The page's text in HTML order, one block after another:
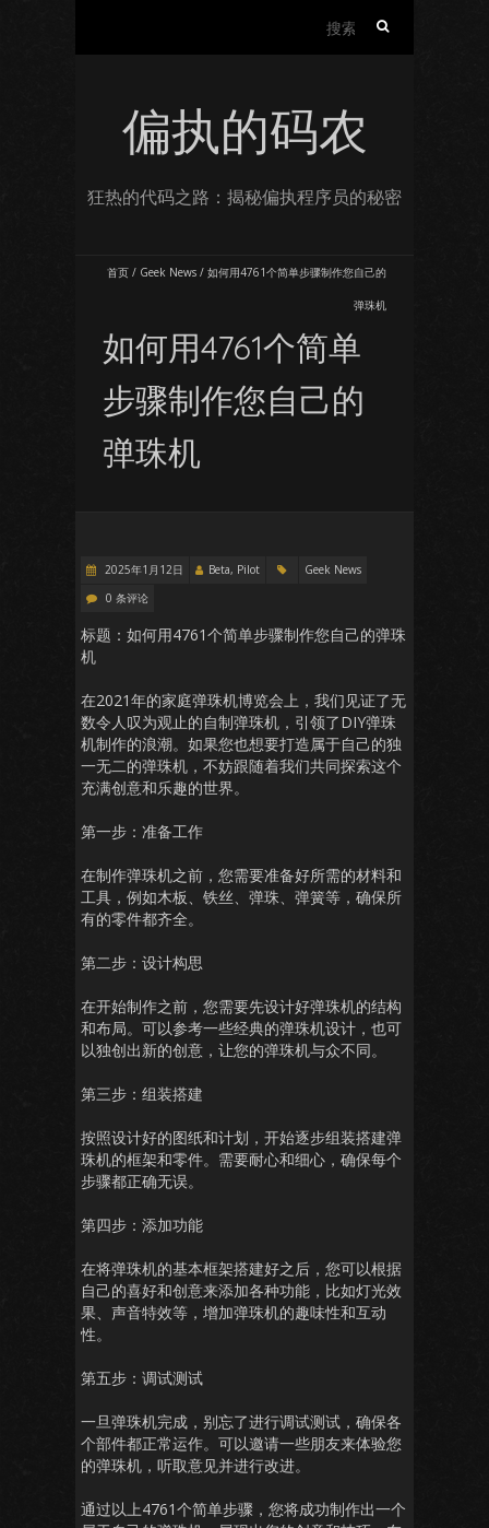
偏执的码农
狂热的代码之路：揭秘偏执程序员的秘密
首页 / Geek News / 如何用4761个简单步骤制作您自己的
弹珠机
如何用4761个简单
步骤制作您自己的
弹珠机
2025年1月12日 Beta, Pilot
Geek News
0 条评论
标题：如何用4761个简单步骤制作您自己的弹珠
机
在2021年的家庭弹珠机博览会上，我们见证了无
数令人叹为观止的自制弹珠机，引领了DIY弹珠
机制作的浪潮。如果您也想要打造属于自己的独
一无二的弹珠机，不妨跟随着我们共同探索这个
充满创意和乐趣的世界。
第一步：准备工作
在制作弹珠机之前，您需要准备好所需的材料和
工具，例如木板、铁丝、弹珠、弹簧等，确保所
有的零件都齐全。
第二步：设计构思
在开始制作之前，您需要先设计好弹珠机的结构
和布局。可以参考一些经典的弹珠机设计，也可
以独创出新的创意，让您的弹珠机与众不同。
第三步：组装搭建
按照设计好的图纸和计划，开始逐步组装搭建弹
珠机的框架和零件。需要耐心和细心，确保每个
步骤都正确无误。
第四步：添加功能
在将弹珠机的基本框架搭建好之后，您可以根据
自己的喜好和创意来添加各种功能，比如灯光效
果、声音特效等，增加弹珠机的趣味性和互动
性。
第五步：调试测试
一旦弹珠机完成，别忘了进行调试测试，确保各
个部件都正常运作。可以邀请一些朋友来体验您
的弹珠机，听取意见并进行改进。
通过以上4761个简单步骤，您将成功制作出一个